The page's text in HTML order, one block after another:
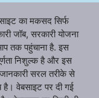
का मकसद सिर्फ
जॉब, सरकारी योजना
आप तक पहुंचाना है. इस
निशुल्क है और इस
सरल तरीके से
वेबसाइट पर दी गई